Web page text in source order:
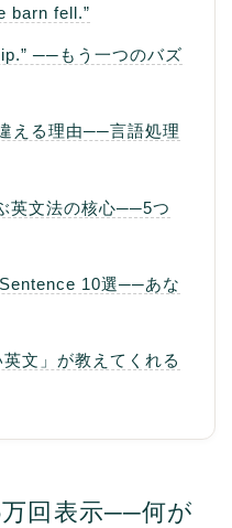
barn fell.”
──もう一つのバズ
える理由──言語処理
英文法の核心──5つ
10選──あな
文」が教えてくれる
回表示──何が